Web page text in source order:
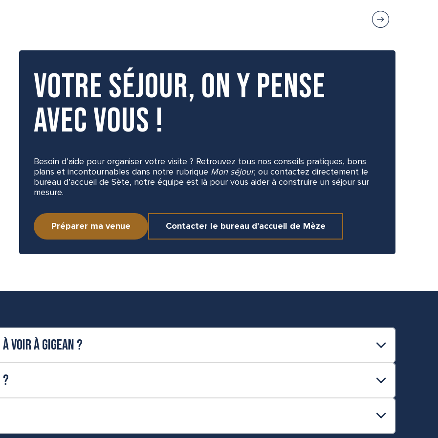
Que voir à
Votre séjour, on y pense
avec vous !
Besoin d’aide pour organiser votre visite ? Retrouvez tous nos conseils pratiques, bons
plans et incontournables dans notre rubrique Mon séjour, ou contactez directement le
bureau d’accueil de Sète, notre équipe est là pour vous aider à construire un séjour sur
mesure.
Préparer ma venue Contacter le bureau d'accueil de Mèze
voir à Gigean ?